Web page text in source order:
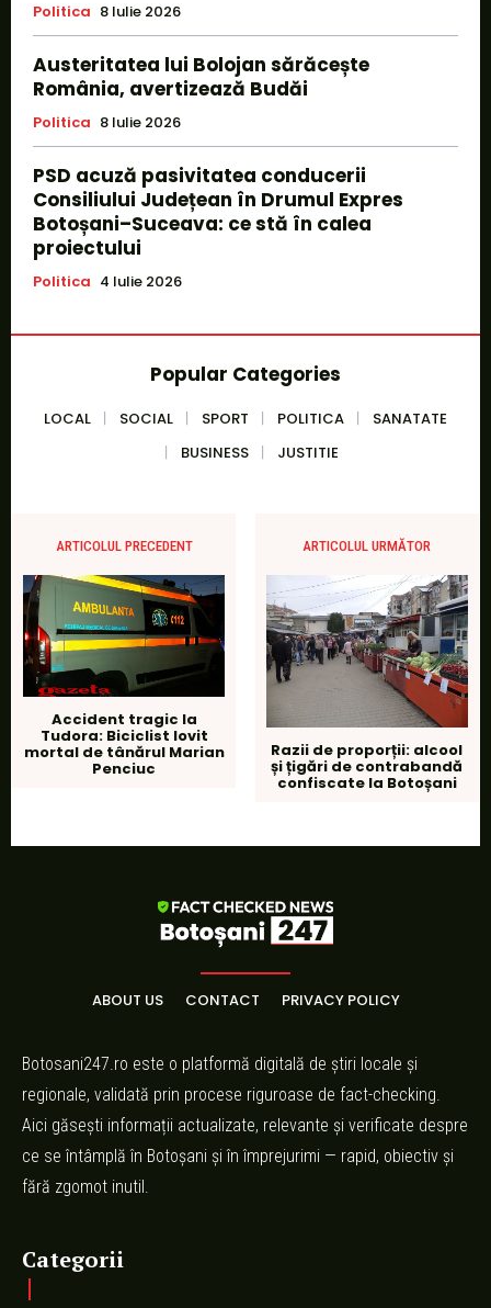
Politica 8 Iulie 2026
Austeritatea lui Bolojan sărăcește
România, avertizează Budăi
Politica 8 Iulie 2026
PSD acuză pasivitatea conducerii
Consiliului Județean în Drumul Expres
Botoșani–Suceava: ce stă în calea
proiectului
Politica 4 Iulie 2026
Popular Categories
LOCAL SOCIAL SPORT POLITICA
SANATATE
BUSINESS
JUSTITIE
ARTICOLUL PRECEDENT
Accident tragic la
Tudora: Biciclist lovit
mortal de tânărul Marian
Penciuc
ARTICOLUL URMĂTOR
Razii de proporții: alcool
și țigări de contrabandă
confiscate la Botoșani
ABOUT US CONTACT PRIVACY POLICY
Botosani247.ro este o platformă digitală de știri locale și
regionale, validată prin procese riguroase de fact-checking.
Aici găsești informații actualizate, relevante și verificate despre
ce se întâmplă în Botoșani și în împrejurimi — rapid, obiectiv și
fără zgomot inutil.
Categorii